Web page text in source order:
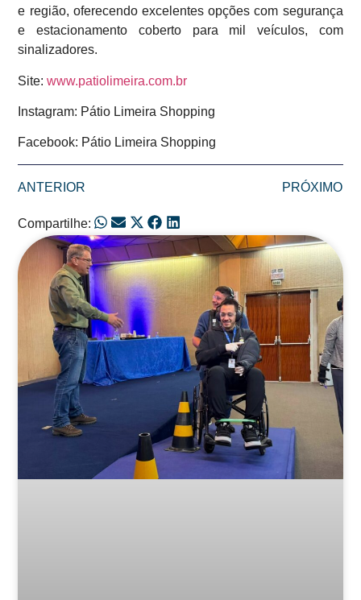
e região, oferecendo excelentes opções com segurança
e estacionamento coberto para mil veículos, com
sinalizadores.
Site:www.patiolimeira.com.br
Instagram: Pátio Limeira Shopping
Facebook: Pátio Limeira Shopping
ANTERIOR PRÓXIMO
Compartilhe:
Posts Relacionados